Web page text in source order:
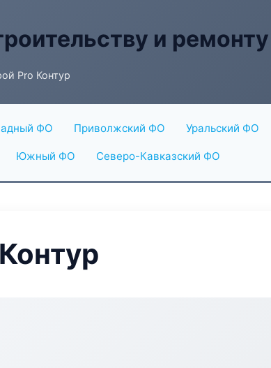
и ремонту
Pro Контур
ФО Приволжский ФО Уральский ФО
Южный ФО Северо-Кавказский ФО